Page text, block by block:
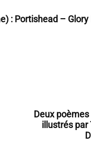
: Portishead –
Deux
illustrés par